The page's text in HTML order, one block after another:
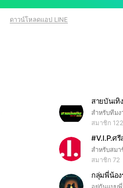
ดาวน์โหลดแอป LINE
สายบันเทิ
สมาชิก 122
#V.I.P.ศ
สำหรับสมา
สมาชิก 72
กลุ่มพี่น้อ